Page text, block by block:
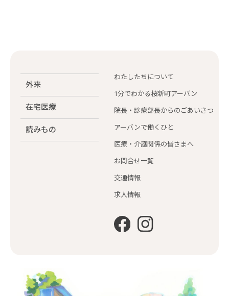
外来
在宅医療
読みもの
わたしたちについて
1分でわかる桜新町アーバン
院長・診療部長からのごあいさつ
アーバンで働くひと
医療・介護関係の皆さまへ
お問合せ一覧
交通情報
求人情報